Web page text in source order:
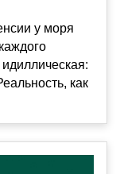
у моря
как